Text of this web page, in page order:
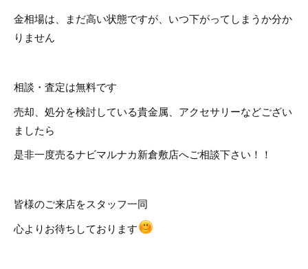
金相場は、まだ高い状態ですが、いつ下がってしまうか分か
りません
相談・査定は無料です
売却、処分を検討している貴金属、アクセサリーなどござい
ましたら
是非一度売るナビマルナカ新倉敷店へご相談下さい！！
皆様のご来店をスタッフ一同
心よりお待ちしております